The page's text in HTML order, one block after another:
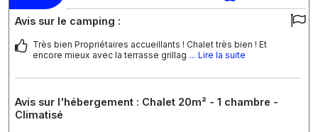
Avis sur le camping :
Très bien Propriétaires accueillants ! Chalet très bien ! Et
encore mieux avec la terrasse grillag ... Lire la suite
Avis sur l'hébergement : Chalet 20m² - 1 chambre -
Climatisé